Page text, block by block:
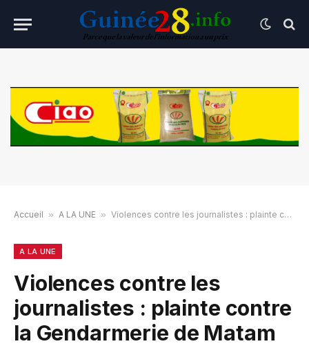
Accueil » A LA UNE » Violences contre les journalistes : plainte contre la Gendarmerie de Matam
A LA UNE
Violences contre les
journalistes : plainte contre
la Gendarmerie de Matam